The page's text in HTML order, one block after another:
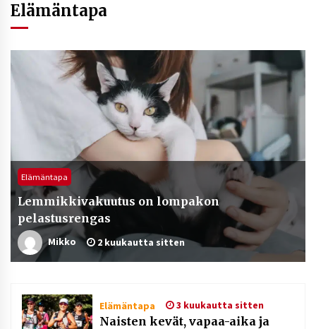
Elämäntapa
Elämäntapa
Lemmikkivakuutus on lompakon
pelastusrengas
Mikko 2 kuukautta sitten
Elämäntapa 3 kuukautta sitten
Naisten kevät, vapaa-aika ja